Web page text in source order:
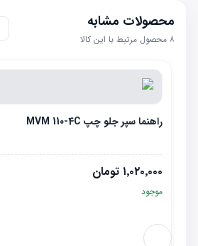
محصولات مشابه
۸ محصول مرتبط با این کالا
راهنما سپر جلو چپ MVM 110-4C
۱٬۰۲۰٬۰۰۰ تومان
موجود